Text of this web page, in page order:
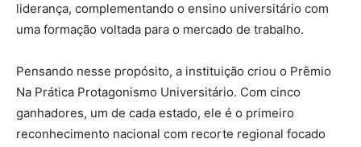
liderança, complementando o ensino universitário com
uma formação voltada para o mercado de trabalho.
Pensando nesse propósito, a instituição criou o Prêmio
Na Prática Protagonismo Universitário. Com cinco
ganhadores, um de cada estado, ele é o primeiro
reconhecimento nacional com recorte regional focado